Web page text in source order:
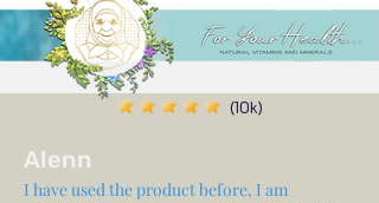
Alenn
I have used the product before, I am
(10k)